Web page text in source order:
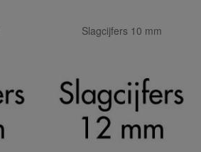
Slagcijfers 10 mm